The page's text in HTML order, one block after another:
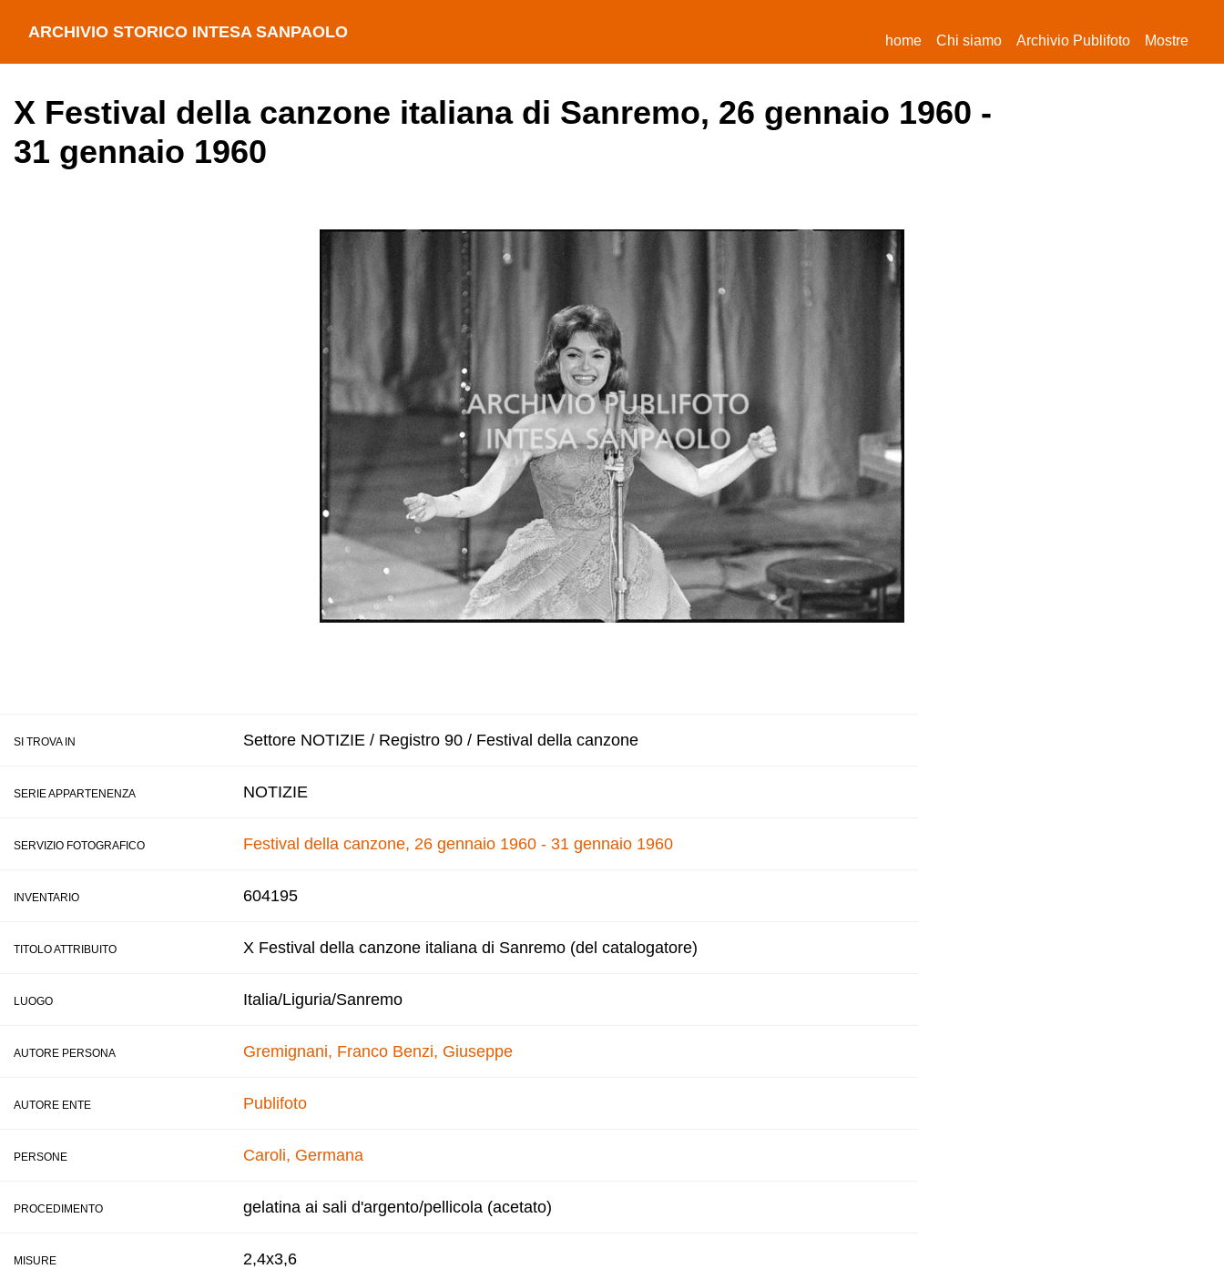
ARCHIVIO STORICO INTESA SANPAOLO home(current)
Chi siamo Archivio Publifoto Mostre
X Festival della canzone italiana di Sanremo, 26 gennaio 1960 -
31 gennaio 1960
SI TROVA IN Settore NOTIZIE / Registro 90 / Festival della canzone
SERIE APPARTENENZA NOTIZIE
SERVIZIO FOTOGRAFICO Festival della canzone, 26 gennaio 1960 - 31 gennaio 1960
INVENTARIO 604195
TITOLO ATTRIBUITO X Festival della canzone italiana di Sanremo (del catalogatore)
LUOGO Italia/Liguria/Sanremo
AUTORE PERSONA Gremignani, Franco Benzi, Giuseppe
AUTORE ENTE Publifoto
PERSONE Caroli, Germana
PROCEDIMENTO gelatina ai sali d'argento/pellicola (acetato)
MISURE 2,4x3,6